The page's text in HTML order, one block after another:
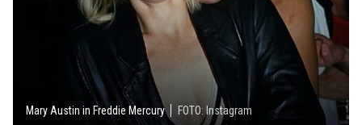
Mary Austin in Freddie Mercury FOTO: Instagram